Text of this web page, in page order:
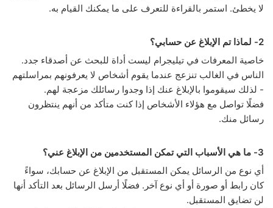
لا يخطئ. استمر بالقراءة للتعرف على ما يمكنك القيام به.
2- لماذا تم الإبلاغ عن حسابي؟
خاصية المعرفات في تيليجرام ليست أداة للبحث عن أصدقاء جدد.
الناس في الغالب تنزعج عندما يقوم أشخاص لا يعرفونهم بمراسلتهم
- لذلك سيقوموا بالإبلاغ عنك إذا وجدوا رسائلك مزعجة لهم.
فضلًا تواصل مع هؤلاء الأشخاص إذا كنت متأكد من أنهم ينتظرون
رسائل منك.
3- ما هي الأسباب التي تمكن المستخدمين من الإبلاغ عني؟
أي نوع من الرسائل يمكن المستقبل من الإبلاغ عن حسابك، سواءً
كان رابط أو صورة أو أي نوع آخر. فضلًا أرسل الرسائل بعد التأكد أنها
لن تضايق المستقبل.